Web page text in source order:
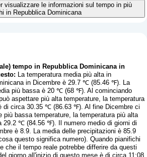
visualizzare le informazioni sul tempo in più
in Repubblica Dominicana
tempo in Repubblica Dominicana in
La temperatura media più alta in
in Dicembre è 29.7 ℃ (85.46 ℉). La
più bassa è 20 ℃ (68 ℉). Al cominciando
aspettare più alta temperature, la temperatura
di circa 30.35 ℃ (86.63 ℉). Al fine Dicembre ci
più bassa temperature, la temperatura più alta
29.2 ℃ (84.56 ℉). Il numero medio di giorni di
è 8.9. La media delle precipitazioni è 85.9
questo significa numero). Quando pianifichi
che il tempo reale potrebbe differire da questi
giorno all'inizio di questo mese è di circa 11:08